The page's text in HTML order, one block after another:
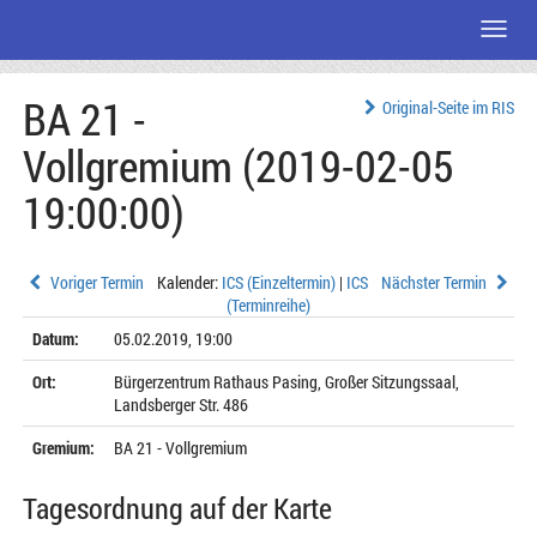
Seiteninhalt
Original-Seite im RIS
BA 21 -
Vollgremium (2019-02-05
19:00:00)
Nächster Termin
Voriger Termin Kalender: ICS (Einzeltermin) | ICS
(Terminreihe)
Datum:
05.02.2019, 19:00
Ort:
Bürgerzentrum Rathaus Pasing, Großer Sitzungssaal,
Landsberger Str. 486
Gremium:
BA 21 - Vollgremium
Tagesordnung auf der Karte
2
2